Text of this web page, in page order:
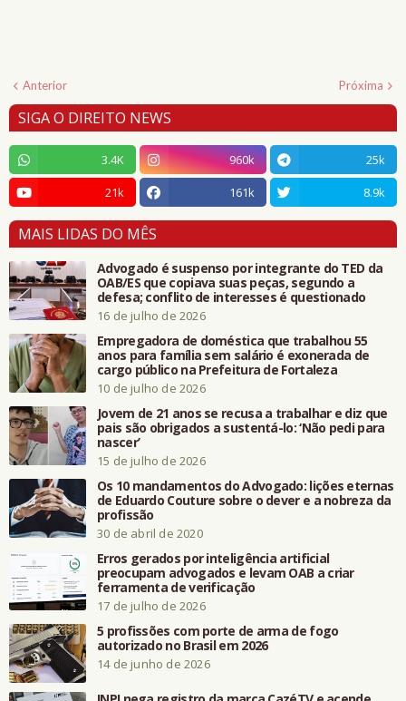
Anterior Próxima
SIGA O DIREITO NEWS
3.4K 960k
25k
21k
161k 8.9k
MAIS LIDAS DO MÊS
Advogado é suspenso por integrante do TED da
OAB/ES que copiava suas peças, segundo a
defesa; conflito de interesses é questionado
16 de julho de 2026
Empregadora de doméstica que trabalhou 55
anos para família sem salário é exonerada de
cargo público na Prefeitura de Fortaleza
10 de julho de 2026
Jovem de 21 anos se recusa a trabalhar e diz que
pais são obrigados a sustentá-lo: ‘Não pedi para
nascer’
15 de julho de 2026
Os 10 mandamentos do Advogado: lições eternas
de Eduardo Couture sobre o dever e a nobreza da
profissão
30 de abril de 2020
Erros gerados por inteligência artificial
preocupam advogados e levam OAB a criar
ferramenta de verificação
17 de julho de 2026
5 profissões com porte de arma de fogo
autorizado no Brasil em 2026
14 de junho de 2026